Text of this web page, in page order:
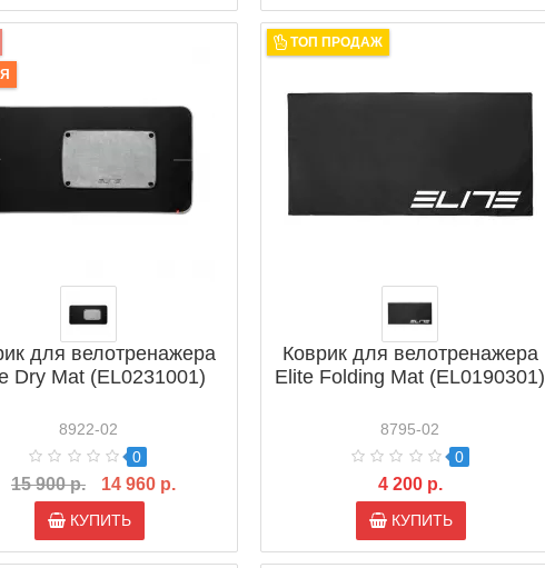
для велотренажера
Dry Mat (EL0231001)
8922-02
0
15 900 р. 14 960 р.
КУПИТЬ
ТОП ПРОДАЖ
Коврик для велотренажера
Elite Folding Mat (EL0190301)
8795-02
0
4 200 р.
КУПИТЬ